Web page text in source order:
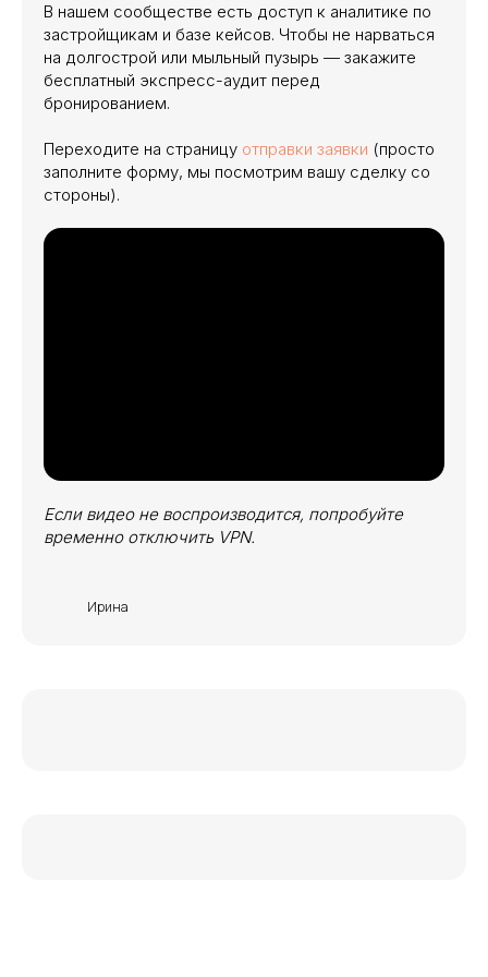
В нашем сообществе есть доступ к аналитике по
застройщикам и базе кейсов. Чтобы не нарваться
на долгострой или мыльный пузырь — закажите
бесплатный экспресс-аудит перед
бронированием.
Переходите на страницу отправки заявки (просто
заполните форму, мы посмотрим вашу сделку со
стороны).
Если видео не воспроизводится, попробуйте
временно отключить VPN.
Ирина